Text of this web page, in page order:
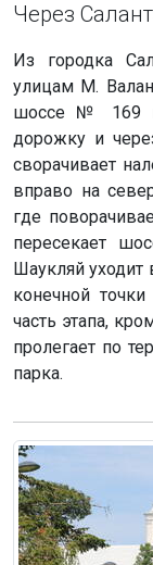
Через
Из городка
улицам М.
шоссе № 169
дорожку и
сворачивает
вправо на
где
пересекает
Шаукляй уходит
конечной
часть этапа,
пролегает по
парка.